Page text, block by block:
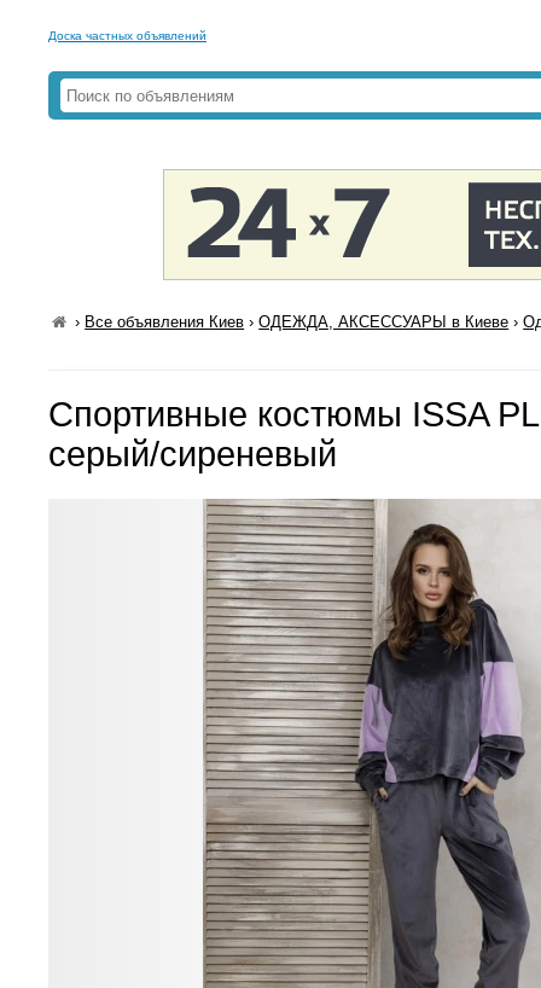
Доска частных объявлений
› Все объявления Киев ›ОДЕЖДА, АКСЕССУАРЫ в Киеве ›
Спортивные костюмы ISSA
серый/сиреневый